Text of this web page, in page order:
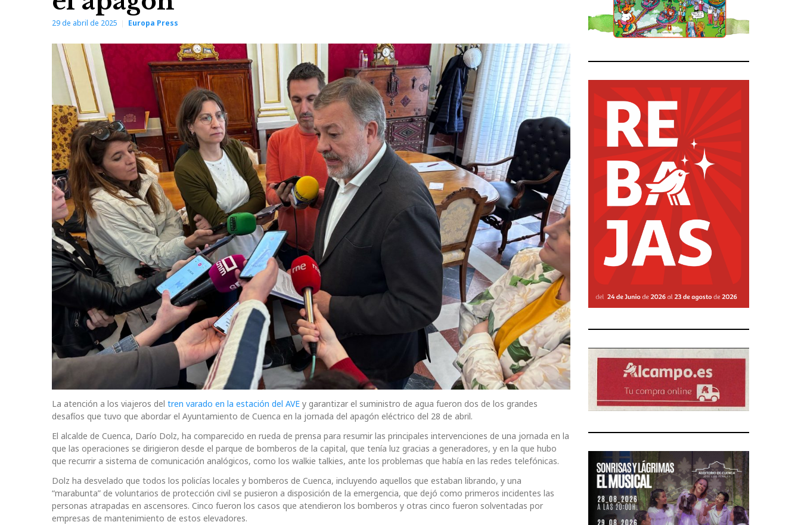
29 de abril de 2025 Europa Press
La atención a los viajeros del tren varado en la estación del AVE y garantizar el suministro de agua fueron dos de los grandes
desafíos que tuvo que abordar el Ayuntamiento de Cuenca en la jornada del apagón eléctrico del 28 de abril.
El alcalde de Cuenca, Darío Dolz, ha comparecido en rueda de prensa para resumir las principales intervenciones de una jornada en la
que las operaciones se dirigieron desde el parque de bomberos de la capital, que tenía luz gracias a generadores, y en la que hubo
que recurrir a sistema de comunicación analógicos, como los walkie talkies, ante los problemas que había en las redes telefónicas.
Dolz ha desvelado que todos los policías locales y bomberos de Cuenca, incluyendo aquellos que estaban librando, y una
“marabunta” de voluntarios de protección civil se pusieron a disposición de la emergencia, que dejó como primeros incidentes las
personas atrapadas en ascensores. Cinco fueron los casos que atendieron los bomberos y otras cinco fueron solventadas por
empresas de mantenimiento de estos elevadores.